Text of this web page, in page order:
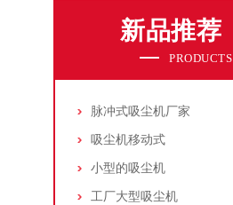
新品推荐
PRODUCTS
脉冲式吸尘机厂家
吸尘机移动式
小型的吸尘机
工厂大型吸尘机